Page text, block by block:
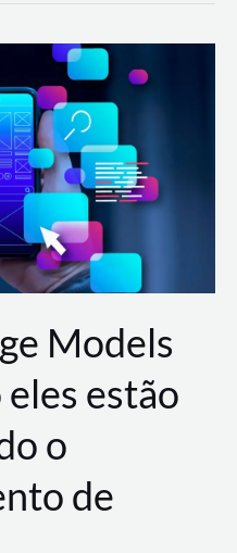
Models
estão
o
de